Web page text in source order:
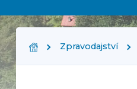
Zpravodajství